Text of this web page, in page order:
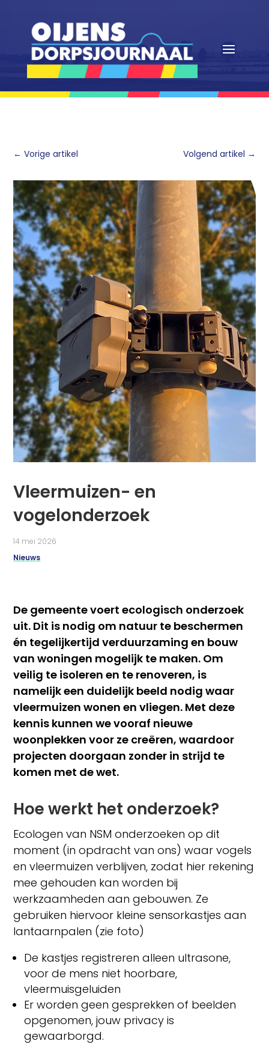
←Vorige artikel Volgend artikel →
Vleermuizen- en
vogelonderzoek
14 mei 2026
Nieuws
De gemeente voert ecologisch onderzoek
uit. Dit is nodig om natuur te beschermen
én tegelijkertijd verduurzaming en bouw
van woningen mogelijk te maken. Om
veilig te isoleren en te renoveren, is
namelijk een duidelijk beeld nodig waar
vleermuizen wonen en vliegen. Met deze
kennis kunnen we vooraf nieuwe
woonplekken voor ze creëren, waardoor
projecten doorgaan zonder in strijd te
komen met de wet.
Hoe werkt het onderzoek?
Ecologen van NSM onderzoeken op dit
moment (in opdracht van ons) waar vogels
en vleermuizen verblijven, zodat hier rekening
mee gehouden kan worden bij
werkzaamheden aan gebouwen. Ze
gebruiken hiervoor kleine sensorkastjes aan
lantaarnpalen (zie foto)
De kastjes registreren alleen ultrasone,
voor de mens niet hoorbare,
vleermuisgeluiden
Er worden geen gesprekken of beelden
opgenomen, jouw privacy is
gewaarborgd.